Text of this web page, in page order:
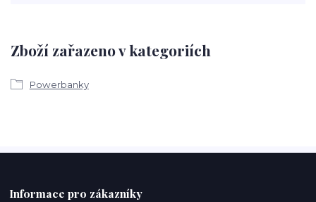
Zboží zařazeno v kategoriích
Powerbanky
Informace pro zákazníky